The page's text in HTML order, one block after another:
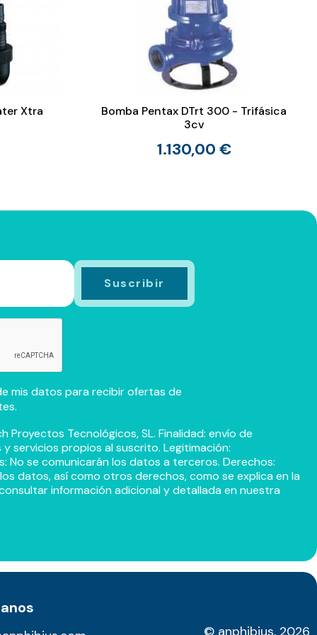
Xtra
Bomba Pentax DTrt 300 - Trifásica
3cv
1.130,00 €
mis datos para recibir ofertas de
Proyectos Tecnológicos, SL. Finalidad: envío de
servicios propios al suscrito. Legitimación:
No se comunicarán los datos a terceros. Derechos:
datos, así como otros derechos, como se explica en la
información adicional y detallada en nuestra
© anphibius, 2026